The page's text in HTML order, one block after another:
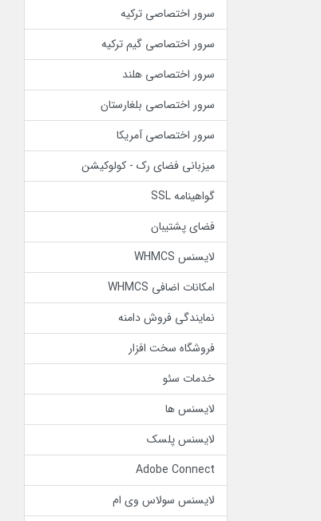
سرور اختصاصی ترکیه
سرور اختصاصی گیم ترکیه
سرور اختصاصی هلند
سرور اختصاصی بلغارستان
سرور اختصاصی آمریکا
میزبانی فضای رک - کولوکیشن
گواهینامه SSL
فضای پشتیبان
لایسنس WHMCS
امکانات اضافی WHMCS
نمایندگی فروش دامنه
فروشگاه سخت افزار
خدمات سئو
لایسنس ها
لایسنس پلسک
Adobe Connect
لایسنس سولاس وی ام